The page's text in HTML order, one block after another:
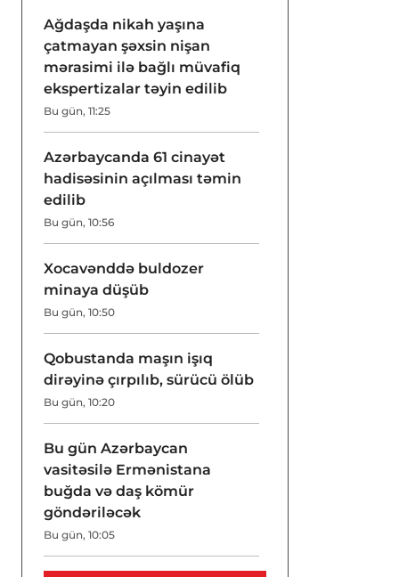
Ağdaşda nikah yaşına
çatmayan şəxsin nişan
mərasimi ilə bağlı müvafiq
ekspertizalar təyin edilib
Bu gün, 11:25
Azərbaycanda 61 cinayət
hadisəsinin açılması təmin
edilib
Bu gün, 10:56
Xocavənddə buldozer
minaya düşüb
Bu gün, 10:50
Qobustanda maşın işıq
dirəyinə çırpılıb, sürücü ölüb
Bu gün, 10:20
Bu gün Azərbaycan
vasitəsilə Ermənistana
buğda və daş kömür
göndəriləcək
Bu gün, 10:05